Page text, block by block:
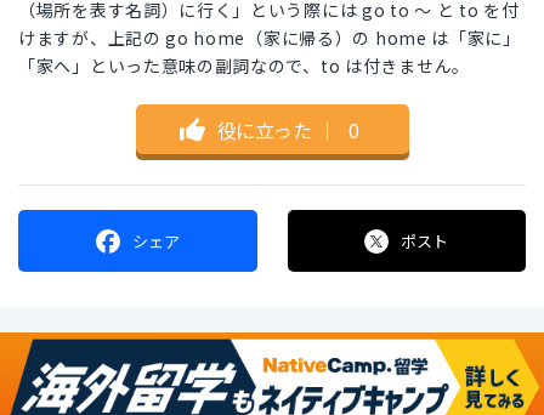
（場所を表す名詞）に行く」という際には go to 〜 と to を付
けますが、上記の go home（家に帰る）の home は「家に」
「家へ」といった意味の副詞なので、to は付きません。
役に立った ｜ 0
シェア ポスト